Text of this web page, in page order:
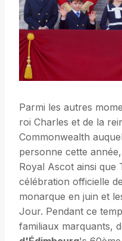
Parmi les autres
roi Charles et de la
Commonwealth
personne cette
Royal Ascot ainsi que
célébration officielle
monarque en juin et
Jour. Pendant ce
familiaux marquants,